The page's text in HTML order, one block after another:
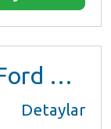
Escape SE Hybrid
Detaylar